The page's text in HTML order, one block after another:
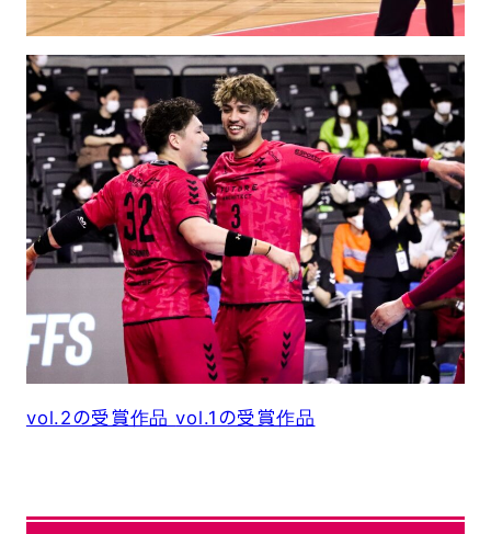
CONTACT
お問い合わせ
CSRのご依頼
スクール体験・入会希望
FAQ
vol.2の受賞作品vol.1の受賞作品